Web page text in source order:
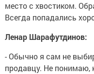
место с хвостиком.
Всегда попадались
Ленар Шарафутдинов:
- Обычно я сам не
продавцу. Не понимаю,